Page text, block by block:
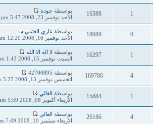
ردود
مشاهدات
1
ردود
16388
مشاهدات
آخر
مشاركة
بواسطة جودة
الأحد نوفمبر 23, 2008 5:47 pm
0
ردود
18088
مشاهدات
آخر
مشاركة
بواسطةغازي العتيبي
الأحد نوفمبر 16, 2008 12:20 am
1
ردود
16297
مشاهدات
آخر
مشاركة
بواسطةلا اله الا الله
السبت نوفمبر 15, 2008 1:43 pm
4
ردود
169786
مشاهدات
آخر
مشاركة
بواسطة 42700895
الخميس نوفمبر 13, 2008 5:25 pm
1
ردود
15884
مشاهدات
آخر
مشاركة
بواسطة الغالي
الأربعاء أكتوبر 08, 2008 1:59 am
4
26186
آخر
مشاركة
بواسطة الغالي
الأربعاء سبتمبر 10, 2008 7:49 am